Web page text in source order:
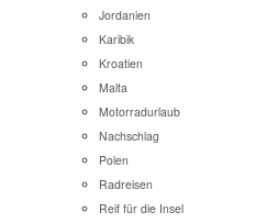
Jordanien
Karibik
Kroatien
Malta
Motorradurlaub
Nachschlag
Polen
Radreisen
Reif für die Insel